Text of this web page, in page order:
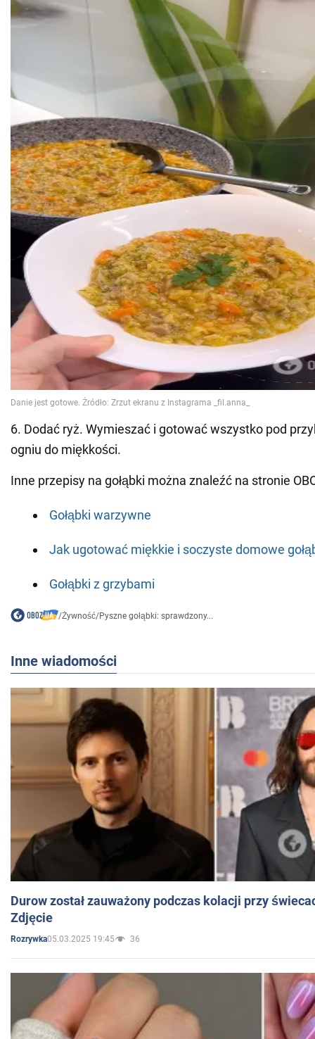
6. Dodać ryż. Wymieszać i gotować wszystko pod
ogniu do miękkości.
Inne przepisy na gołąbki można znaleźć na stronie
Gołąbki warzywne
Jak ugotować miękkie i soczyste domowe
Gołąbki z grzybami
/Żywność/Pyszne gołąbki: sprawdzony...
Inne wiadomości
Durow został zauważony podczas kolacji przy
Zdjęcie
Rozrywka05.03.2025 19:45 36